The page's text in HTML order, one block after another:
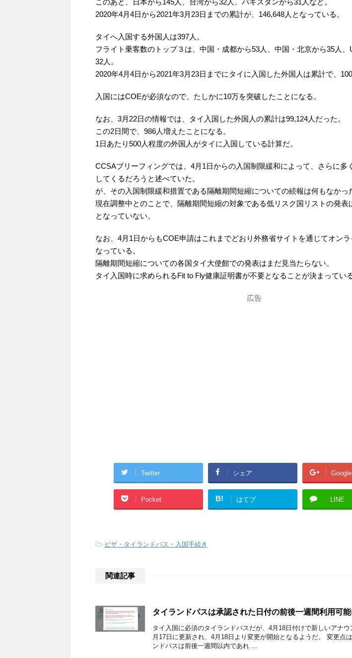
このあと、日本から145人、台湾から32人、パキスタンから31人など。
2020年4月4日から2021年3月23日までの累計が、146,648人となっている。
タイへ入国する外国人は397人。
フライト乗客数のトップ３は、中国・成都から53人、中国・北京から35人、
32人。
2020年4月4日から2021年3月23日までにタイに入国した外国人は累計で、
入国にはCOEが必須なので、たしかに10万を突破したことになる。
なお、3月22日の情報では、タイ入国した外国人の累計は99,124人だった。
この2日間で、986人増えたことになる。
1日あたり500人程度の外国人がタイに入国している計算だ。
CCSAブリーフィングでは、4月1日からの入国制限緩和によって、さらに多
してくるだろうと述べていた。
が、その入国制限緩和措置である隔離期間短縮についての続報は何もなかっ
現在調整中とのことで、隔離期間短縮の対象である低リスク国リストの発表
となっていない。
なお、4月1日からもCOE申請はこれまでどおり外務省サイトを通じてオン
なっている。
隔離期間短縮についての各国タイ大使館での発表はまだ見当たらない。
タイ入国時に求められるFit to Fly健康証明書が不要となることが決まっている
広告
Twitter シェア
Pocket B! はてブ LINE
-ビザ・タイランドパス・入国手続き
関連記事
タイランドパスは承認された日付の前後一週間利用可能
タイ入国に必須のタイランドパスだが、4月18日付けで新しいアナ
月17日に更新され、4月18日より変更が開始となるようだ。 変更点
ンドパスは前後一週間以内であれ ...